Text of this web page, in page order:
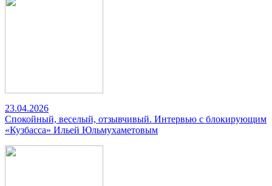
23.04.2026
Спокойный, веселый, отзывчивый. Интервью с блокирующим
«Кузбасса» Ильей Юльмухаметовым